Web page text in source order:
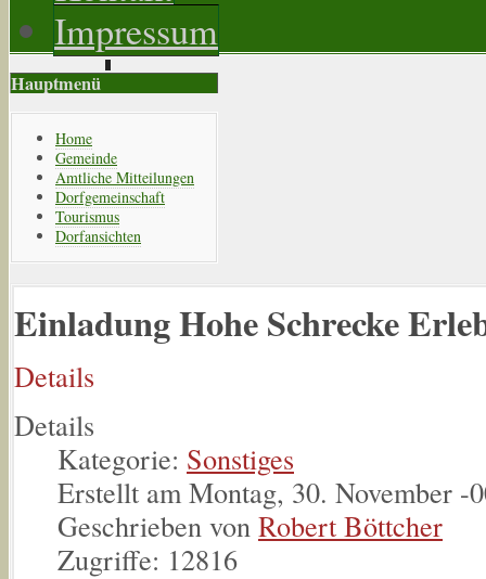
Impressum
Hauptmenü
Home
Gemeinde
Amtliche Mitteilungen
Dorfgemeinschaft
Tourismus
Dorfansichten
Einladung Hohe Schrecke
Details
Details
Kategorie: Sonstiges
Erstellt am Montag, 30. November -
Geschrieben von Robert Böttcher
Zugriffe: 12816